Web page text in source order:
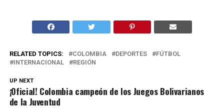
RELATED TOPICS: COLOMBIA DEPORTES
FÚTBOL
INTERNACIONAL
REGIÓN
UP NEXT
¡Oficial! Colombia campeón de los Juegos Bolivarianos
de la Juventud